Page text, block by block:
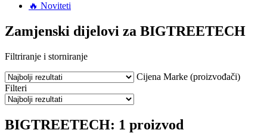
🔥 Noviteti
Zamjenski dijelovi za BIGTREETECH
Filtriranje i storniranje
Cijena Marke (proizvođači)
Filteri
BIGTREETECH: 1 proizvod